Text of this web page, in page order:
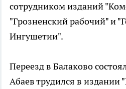
сотрудником изданий
"Грозненский рабочий" и
Ингушетии".
Переезд в Балаково
Абаев трудился в издании